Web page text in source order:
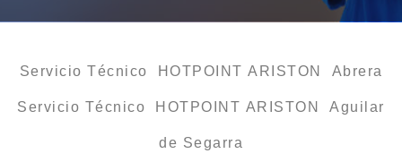
Servicio Técnico HOTPOINT ARISTON Abrera
Servicio Técnico HOTPOINT ARISTON Aguilar
de Segarra